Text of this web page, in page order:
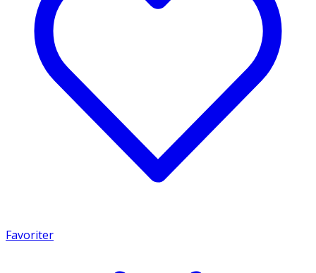
Favoriter